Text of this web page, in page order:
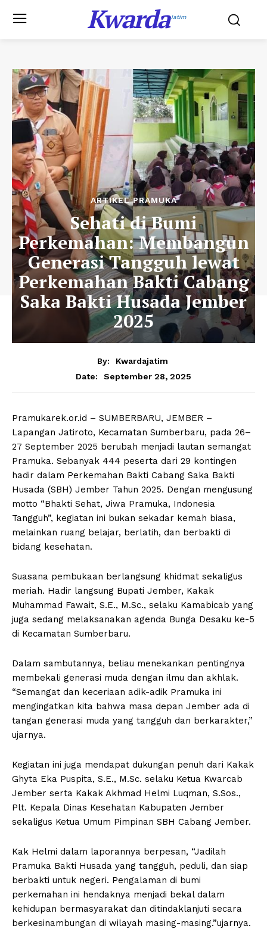
KwardaJatim
ARTIKEL PRAMUKA
Sehati di Bumi
Perkemahan: Membangun
Generasi Tangguh lewat
Perkemahan Bakti Cabang
Saka Bakti Husada Jember
2025
By:
Kwardajatim
Date:
September 28, 2025
Pramukarek.or.id – SUMBERBARU, JEMBER –
Lapangan Jatiroto, Kecamatan Sumberbaru, pada 26–
27 September 2025 berubah menjadi lautan semangat
Pramuka. Sebanyak 444 peserta dari 29 kontingen
hadir dalam Perkemahan Bakti Cabang Saka Bakti
Husada (SBH) Jember Tahun 2025. Dengan mengusung
motto “Bhakti Sehat, Jiwa Pramuka, Indonesia
Tangguh”, kegiatan ini bukan sekadar kemah biasa,
melainkan ruang belajar, berlatih, dan berbakti di
bidang kesehatan.
Suasana pembukaan berlangsung khidmat sekaligus
meriah. Hadir langsung Bupati Jember, Kakak
Muhammad Fawait, S.E., M.Sc., selaku Kamabicab yang
juga sedang melaksanakan agenda Bunga Desaku ke-5
di Kecamatan Sumberbaru.
Dalam sambutannya, beliau menekankan pentingnya
membekali generasi muda dengan ilmu dan akhlak.
“Semangat dan keceriaan adik-adik Pramuka ini
mengingatkan kita bahwa masa depan Jember ada di
tangan generasi muda yang tangguh dan berkarakter,”
ujarnya.
Kegiatan ini juga mendapat dukungan penuh dari Kakak
Ghyta Eka Puspita, S.E., M.Sc. selaku Ketua Kwarcab
Jember serta Kakak Akhmad Helmi Luqman, S.Sos.,
Plt. Kepala Dinas Kesehatan Kabupaten Jember
sekaligus Ketua Umum Pimpinan SBH Cabang Jember.
Kak Helmi dalam laporannya berpesan, “Jadilah
Pramuka Bakti Husada yang tangguh, peduli, dan siap
berbakti untuk negeri. Pengalaman di bumi
perkemahan ini hendaknya menjadi bekal dalam
kehidupan bermasyarakat dan ditindaklanjuti secara
berkesinambungan di wilayah masing-masing.”ujarnya.